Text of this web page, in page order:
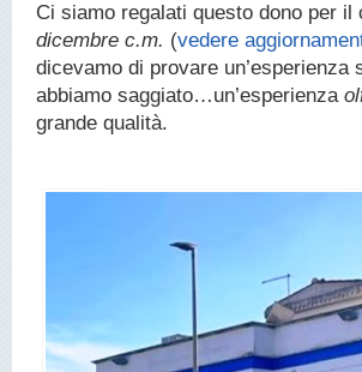
Ci siamo regalati questo dono per
dicembre c.m. (vedere
dicevamo di provare
abbiamo saggiato…un’esperienza
grande qualità.